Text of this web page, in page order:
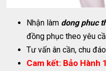
Nhận làm dong phuc
đồng phục theo yêu
Tư vấn ân cần, chu
Cam kết: Bảo Hành